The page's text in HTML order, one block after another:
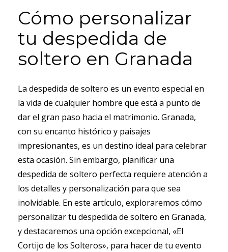
Cómo personalizar
tu despedida de
soltero en Granada
La despedida de soltero es un evento especial en
la vida de cualquier hombre que está a punto de
dar el gran paso hacia el matrimonio. Granada,
con su encanto histórico y paisajes
impresionantes, es un destino ideal para celebrar
esta ocasión. Sin embargo, planificar una
despedida de soltero perfecta requiere atención a
los detalles y personalización para que sea
inolvidable. En este artículo, exploraremos cómo
personalizar tu despedida de soltero en Granada,
y destacaremos una opción excepcional, «El
Cortijo de los Solteros», para hacer de tu evento